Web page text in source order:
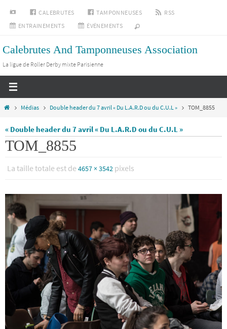
Passer
vers
contenu
INSTAGRAMCALEBRUTES TAMPONNEUSES
RSS
ENTRAINEMENTS
ÉVÉNEMENTS
Calebrutes And Tamponneuses Association
La ligue de Roller Derby mixte Parisienne
HomeMédias Double header du 7 avril « Du L.A.R.D ou du C.U.L » TOM_8855
« Double header du 7 avril « Du L.A.R.D ou du C.U.L »
TOM_8855
La taille totale est de 4657 × 3542 pixels